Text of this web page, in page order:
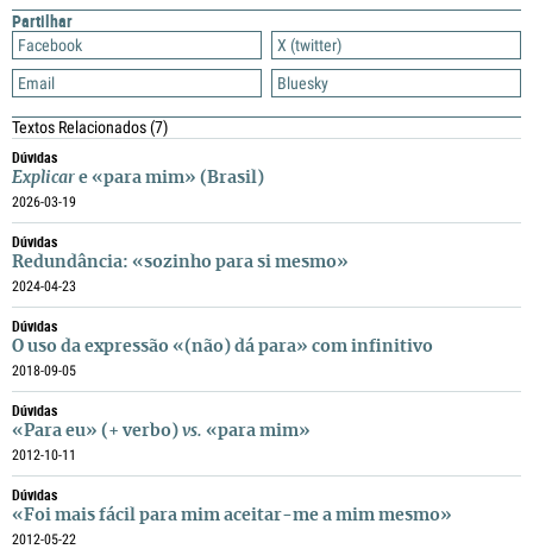
Partilhar
Facebook
X (twitter)
Email
Bluesky
Textos Relacionados(7)
Dúvidas
Explicar e «para mim» (Brasil)
2026-03-19
Dúvidas
Redundância: «sozinho para si mesmo»
2024-04-23
Dúvidas
O uso da expressão «(não) dá para» com infinitivo
2018-09-05
Dúvidas
«Para eu» (+ verbo) vs. «para mim»
2012-10-11
Dúvidas
«Foi mais fácil para mim aceitar-me a mim mesmo»
2012-05-22